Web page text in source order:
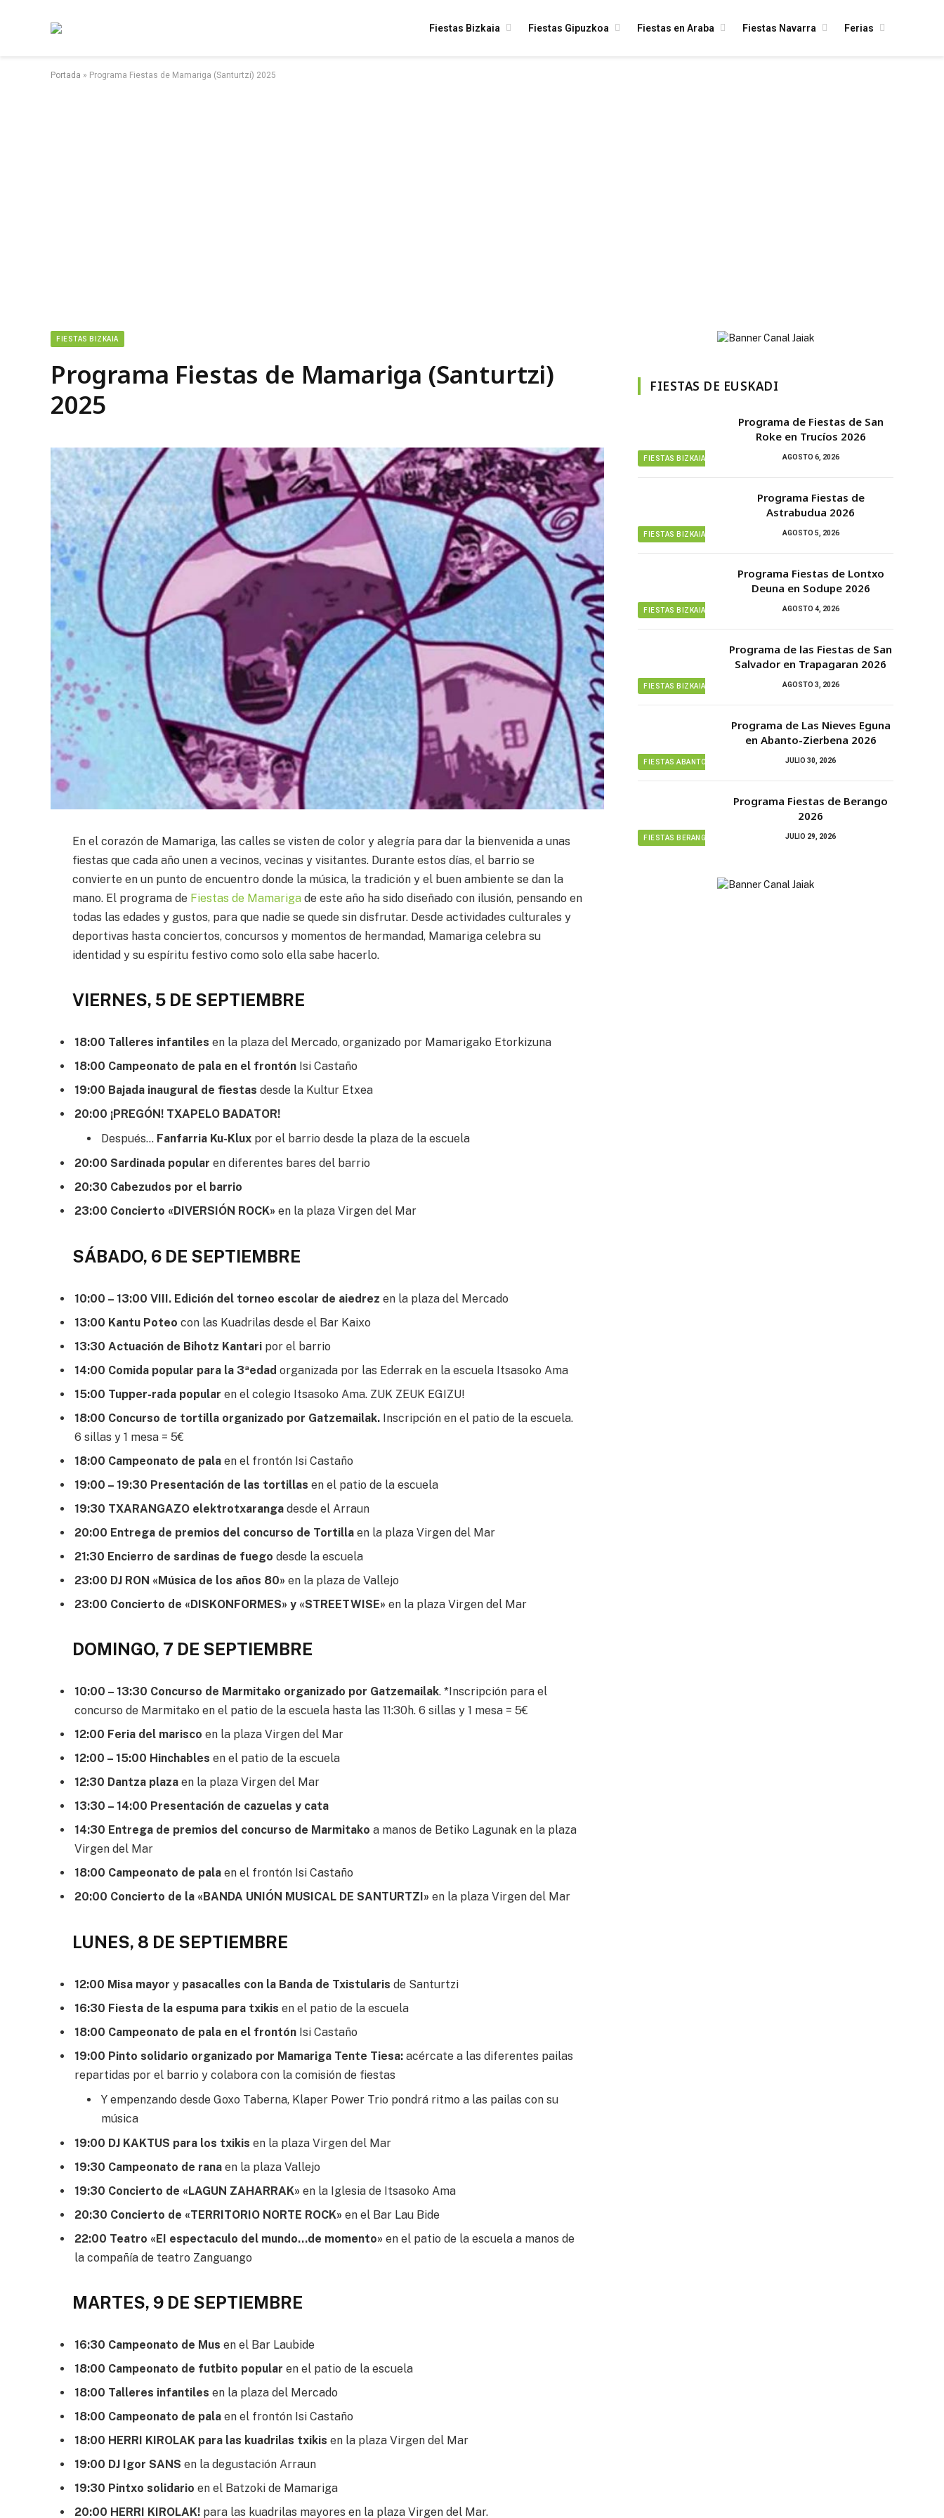
Fiestas Bizkaia Fiestas Gipuzkoa Fiestas en Araba Fiestas Navarra Ferias
Portada » Programa Fiestas de Mamariga (Santurtzi) 2025
FIESTAS BIZKAIA
Programa Fiestas de Mamariga (Santurtzi)
2025
En el corazón de Mamariga, las calles se visten de color y alegría para dar la bienvenida a unas
fiestas que cada año unen a vecinos, vecinas y visitantes. Durante estos días, el barrio se
convierte en un punto de encuentro donde la música, la tradición y el buen ambiente se dan la
mano. El programa de Fiestas de Mamariga de este año ha sido diseñado con ilusión, pensando en
todas las edades y gustos, para que nadie se quede sin disfrutar. Desde actividades culturales y
deportivas hasta conciertos, concursos y momentos de hermandad, Mamariga celebra su
identidad y su espíritu festivo como solo ella sabe hacerlo.
VIERNES, 5 DE SEPTIEMBRE
18:00 Talleres infantiles en la plaza del Mercado, organizado por Mamarigako Etorkizuna
18:00 Campeonato de pala en el frontón Isi Castaño
19:00 Bajada inaugural de fiestas desde la Kultur Etxea
20:00 ¡PREGÓN! TXAPELO BADATOR!
Después… Fanfarria Ku-Klux por el barrio desde la plaza de la escuela
20:00 Sardinada popular en diferentes bares del barrio
20:30 Cabezudos por el barrio
23:00 Concierto «DIVERSIÓN ROCK» en la plaza Virgen del Mar
SÁBADO, 6 DE SEPTIEMBRE
10:00 – 13:00 VIII. Edición del torneo escolar de aiedrez en la plaza del Mercado
13:00 Kantu Poteo con las Kuadrilas desde el Bar Kaixo
13:30 Actuación de Bihotz Kantari por el barrio
14:00 Comida popular para la 3ªedad organizada por las Ederrak en la escuela Itsasoko Ama
15:00 Tupper-rada popular en el colegio Itsasoko Ama. ZUK ZEUK EGIZU!
18:00 Concurso de tortilla organizado por Gatzemailak. Inscripción en el patio de la escuela.
6 sillas y 1 mesa = 5€
18:00 Campeonato de pala en el frontón Isi Castaño
19:00 – 19:30 Presentación de las tortillas en el patio de la escuela
19:30 TXARANGAZO elektrotxaranga desde el Arraun
20:00 Entrega de premios del concurso de Tortilla en la plaza Virgen del Mar
21:30 Encierro de sardinas de fuego desde la escuela
23:00 DJ RON «Música de los años 80» en la plaza de Vallejo
23:00 Concierto de «DISKONFORMES» y «STREETWISE» en la plaza Virgen del Mar
DOMINGO, 7 DE SEPTIEMBRE
10:00 – 13:30 Concurso de Marmitako organizado por Gatzemailak. *Inscripción para el
concurso de Marmitako en el patio de la escuela hasta las 11:30h. 6 sillas y 1 mesa = 5€
12:00 Feria del marisco en la plaza Virgen del Mar
12:00 – 15:00 Hinchables en el patio de la escuela
12:30 Dantza plaza en la plaza Virgen del Mar
13:30 – 14:00 Presentación de cazuelas y cata
14:30 Entrega de premios del concurso de Marmitako a manos de Betiko Lagunak en la plaza
Virgen del Mar
18:00 Campeonato de pala en el frontón Isi Castaño
20:00 Concierto de la «BANDA UNIÓN MUSICAL DE SANTURTZI» en la plaza Virgen del Mar
LUNES, 8 DE SEPTIEMBRE
12:00 Misa mayor y pasacalles con la Banda de Txistularis de Santurtzi
16:30 Fiesta de la espuma para txikis en el patio de la escuela
18:00 Campeonato de pala en el frontón Isi Castaño
19:00 Pinto solidario organizado por Mamariga Tente Tiesa: acércate a las diferentes pailas
repartidas por el barrio y colabora con la comisión de fiestas
Y empenzando desde Goxo Taberna, Klaper Power Trio pondrá ritmo a las pailas con su
música
19:00 DJ KAKTUS para los txikis en la plaza Virgen del Mar
19:30 Campeonato de rana en la plaza Vallejo
19:30 Concierto de «LAGUN ZAHARRAK» en la Iglesia de Itsasoko Ama
20:30 Concierto de «TERRITORIO NORTE ROCK» en el Bar Lau Bide
22:00 Teatro «EI espectaculo del mundo…de momento» en el patio de la escuela a manos de
la compañía de teatro Zanguango
MARTES, 9 DE SEPTIEMBRE
16:30 Campeonato de Mus en el Bar Laubide
18:00 Campeonato de futbito popular en el patio de la escuela
18:00 Talleres infantiles en la plaza del Mercado
18:00 Campeonato de pala en el frontón Isi Castaño
18:00 HERRI KIROLAK para las kuadrilas txikis en la plaza Virgen del Mar
19:00 DJ Igor SANS en la degustación Arraun
19:30 Pintxo solidario en el Batzoki de Mamariga
20:00 HERRI KIROLAK! para las kuadrilas mayores en la plaza Virgen del Mar.
FIESTAS DE EUSKADI
FIESTAS BIZKAIA
Programa de Fiestas de San
Roke en Trucíos 2026
AGOSTO 6, 2026
FIESTAS BIZKAIA
Programa Fiestas de
Astrabudua 2026
AGOSTO 5, 2026
FIESTAS BIZKAIA
Programa Fiestas de Lontxo
Deuna en Sodupe 2026
AGOSTO 4, 2026
FIESTAS BIZKAIA
Programa de las Fiestas de San
Salvador en Trapagaran 2026
AGOSTO 3, 2026
FIESTAS ABANTO ZIERBENA
Programa de Las Nieves Eguna
en Abanto-Zierbena 2026
JULIO 30, 2026
FIESTAS BERANGO
Programa Fiestas de Berango
2026
JULIO 29, 2026